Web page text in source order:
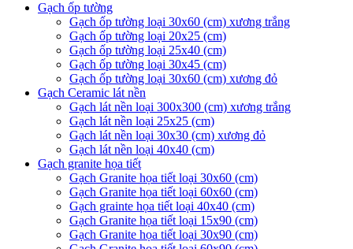
Gạch ốp tường
Gạch ốp tường loại 30x60 (cm) xương trắng
Gạch ốp tường loại 20x25 (cm)
Gạch ốp tường loại 25x40 (cm)
Gạch ốp tường loại 30x45 (cm)
Gạch ốp tường loại 30x60 (cm) xương đỏ
Gạch Ceramic lát nền
Gạch lát nền loại 300x300 (cm) xương trắng
Gạch lát nền loại 25x25 (cm)
Gạch lát nền loại 30x30 (cm) xương đỏ
Gạch lát nền loại 40x40 (cm)
Gạch granite họa tiết
Gạch Granite họa tiết loại 30x60 (cm)
Gạch Granite họa tiết loại 60x60 (cm)
Gạch grainte họa tiết loại 40x40 (cm)
Gạch Granite họa tiết loại 15x90 (cm)
Gạch Granite họa tiết loại 30x90 (cm)